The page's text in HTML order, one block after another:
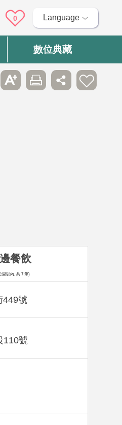
0 Language
數位典藏
449號
110號
餐飲
里以內, 共 7 筆)